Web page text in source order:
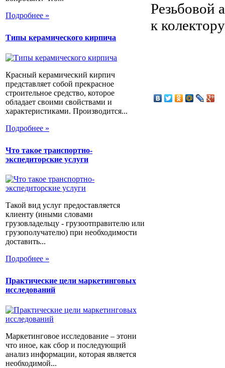
Подробнее »
Типы керамического кирпича
Красный керамический кирпич
представляет собой прекрасное
строительное средство, которое
обладает своими свойствами и
характеристиками. Производится...
Подробнее »
Что такое транспортно-
экспедиторские услуги
Такой вид услуг предоставляется
клиенту (иными словами
грузовладельцу - грузоотправителю или
грузополучателю) при необходимости
доставить...
Подробнее »
Практические цели маркетинговых
исследований
Маркетинговое исследование – этони
что иное, как сбор и последующий
анализ информации, которая является
необходимой...
Резьбовой
к